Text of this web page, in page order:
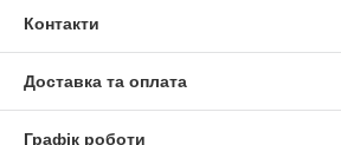
Контакти
Доставка та оплата
Графік роботи